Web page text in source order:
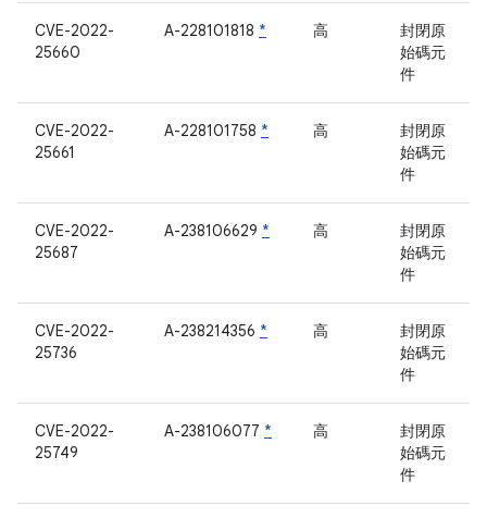
CVE-2022-
25660
A-228101818 * 高
封閉原
始碼元
件
CVE-2022-
25661
A-228101758 * 高
封閉原
始碼元
件
CVE-2022-
25687
A-238106629 * 高
封閉原
始碼元
件
CVE-2022-
25736
A-238214356 * 高
封閉原
始碼元
件
CVE-2022-
25749
A-238106077 * 高
封閉原
始碼元
件